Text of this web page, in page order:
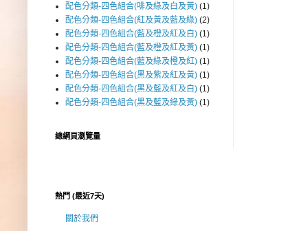
配色分類-四色組合(啡及綠及白及黃) (1)
配色分類-四色組合(紅及黃及藍及綠) (2)
配色分類-四色組合(藍及橙及紅及白) (1)
配色分類-四色組合(藍及橙及紅及黃) (1)
配色分類-四色組合(藍及綠及橙及紅) (1)
配色分類-四色組合(黑及紫及紅及黃) (1)
配色分類-四色組合(黑及藍及紅及白) (1)
配色分類-四色組合(黑及藍及綠及黃) (1)
總網頁瀏覽量
熱門 (最近7天)
關於我們